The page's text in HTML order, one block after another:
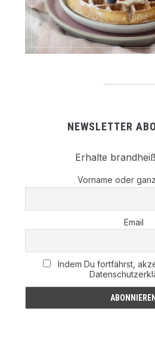
NEWSLETTER
Erhalte
Vorname oder
Email
Indem Du fortfährst,